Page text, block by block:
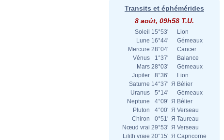
Transits et éphémérides
8 août, 09h58 T.U.
Soleil 15°53'
Lion
Lune 16°44'
Gémeaux
Mercure 28°04'
Cancer
Vénus
1°37'
Balance
Mars 28°03'
Gémeaux
Jupiter
8°36'
Lion
Saturne 14°37' Я Bélier
Uranus
5°14'
Gémeaux
Neptune
4°09' Я Bélier
Pluton
4°00' Я Verseau
Chiron
0°51' Я Taureau
Nœud vrai 29°53' Я Verseau
Lilith vraie 20°15' Я Capricorne